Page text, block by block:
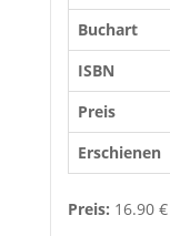
Buchart
ISBN
Preis
Erschienen
Preis: 16.90 €